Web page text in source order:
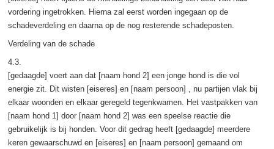
vordering ingetrokken. Hierna zal eerst worden ingegaan op de
schadeverdeling en daarna op de nog resterende schadeposten.
Verdeling van de schade
4.3.
[gedaagde] voert aan dat [naam hond 2] een jonge hond is die vol
energie zit. Dit wisten [eiseres] en [naam persoon] , nu partijen vlak bij
elkaar woonden en elkaar geregeld tegenkwamen. Het vastpakken van
[naam hond 1] door [naam hond 2] was een speelse reactie die
gebruikelijk is bij honden. Voor dit gedrag heeft [gedaagde] meerdere
keren gewaarschuwd en [eiseres] en [naam persoon] gemaand om